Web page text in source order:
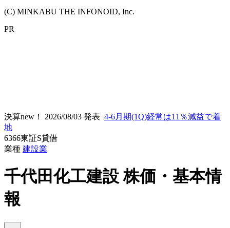
(C) MINKABU THE INFONOID, Inc.
PR
決算new！ 2026/08/03 発表 4-6月期(1Q)経常は11％減益で着
地
6366東証S貸借
業種 建設業
千代田化工建設株価・基本情
報